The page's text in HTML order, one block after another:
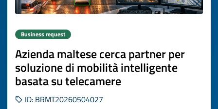
Business request
Azienda maltese cerca partner per
soluzione di mobilità intelligente
basata su telecamere
ID: BRMT20260504027